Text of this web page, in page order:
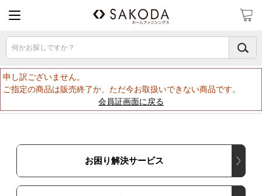
何かお探しですか？
申し訳ございません。
ご指定の商品は販売終了か、ただ今お取扱いできない商品です。
会員証画面に戻る
お困り解決サービス